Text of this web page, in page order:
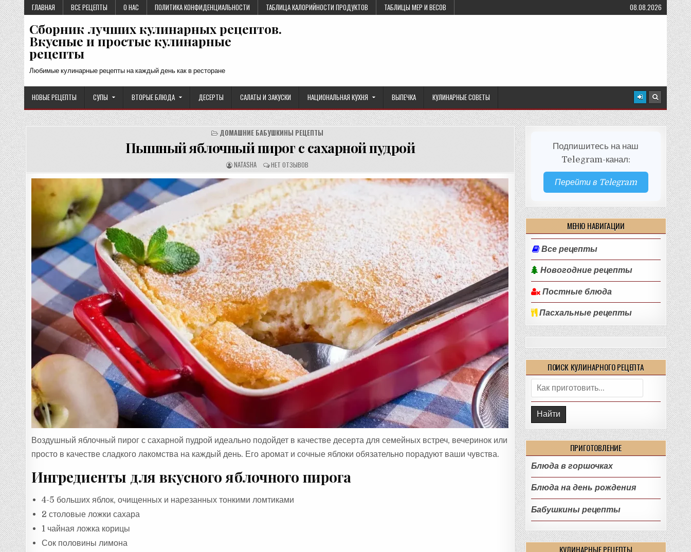
Перейти
к
содержимому
ГЛАВНАЯ ВСЕ РЕЦЕПТЫ О НАС ПОЛИТИКА КОНФИДЕНЦИАЛЬНОСТИ ТАБЛИЦА КАЛОРИЙНОСТИ ПРОДУКТОВ ТАБЛИЦЫ МЕР И ВЕСОВ 08.08.2026
Сборник лучших кулинарных рецептов.
Вкусные и простые кулинарные
рецепты
Любимые кулинарные рецепты на каждый день как в ресторане
НОВЫЕ РЕЦЕПТЫ СУПЫ ВТОРЫЕ БЛЮДА ДЕСЕРТЫ САЛАТЫ И ЗАКУСКИ НАЦИОНАЛЬНАЯ КУХНЯ ВЫПЕЧКА КУЛИНАРНЫЕ СОВЕТЫ
ДОМАШНИЕ БАБУШКИНЫ РЕЦЕПТЫ
Пышный яблочный пирог с сахарной пудрой
А
В
Т
Е
Ц
Е
П
Т
А
:
NATASHA О
Т
З
В
Ы
НЕТ ОТЗЫВОВ
Воздушный яблочный пирог с сахарной пудрой идеально подойдет в качестве десерта для семейных встреч, вечеринок или
просто в качестве сладкого лакомства на каждый день. Его аромат и сочные яблоки обязательно порадуют ваши чувства.
Ингредиенты для вкусного яблочного пирога
4-5 больших яблок, очищенных и нарезанных тонкими ломтиками
2 столовые ложки сахара
1 чайная ложка корицы
Сок половины лимона
Подпишитесь на наш
Telegram-канал:
Перейти в Telegram
МЕНЮ НАВИГАЦИИ
Все рецепты
Новогодние рецепты
Постные блюда
Пасхальные рецепты
ПОИСК КУЛИНАРНОГО РЕЦЕПТА
Поиск:
ПРИГОТОВЛЕНИЕ
Блюда в горшочках
Блюда на день рождения
Бабушкины рецепты
КУЛИНАРНЫЕ РЕЦЕПТЫ